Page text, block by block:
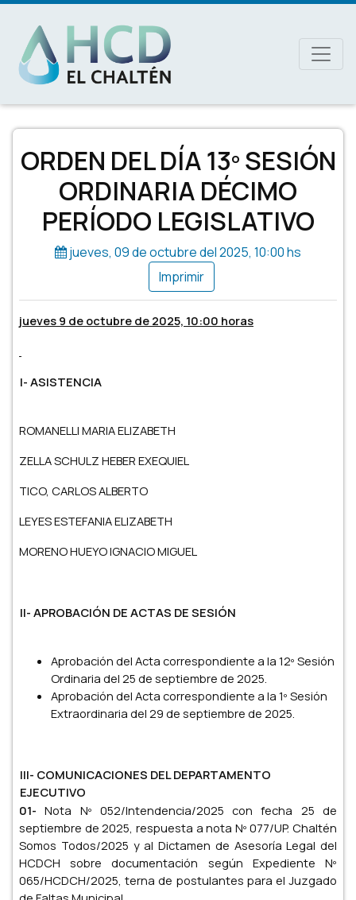
MAIN NAVIGATION
ORDEN DEL DÍA 13º SESIÓN
ORDINARIA DÉCIMO
PERÍODO LEGISLATIVO
jueves, 09 de octubre del 2025, 10:00 hs
jueves 9 de octubre de 2025, 10:00 horas
I- ASISTENCIA
ROMANELLI MARIA ELIZABETH
ZELLA SCHULZ HEBER EXEQUIEL
TICO, CARLOS ALBERTO
LEYES ESTEFANIA ELIZABETH
MORENO HUEYO IGNACIO MIGUEL
II- APROBACIÓN DE ACTAS DE SESIÓN
Aprobación del Acta correspondiente a la 12º Sesión
Ordinaria del 25 de septiembre de 2025.
Aprobación del Acta correspondiente a la 1º Sesión
Extraordinaria del 29 de septiembre de 2025.
III- COMUNICACIONES DEL DEPARTAMENTO
EJECUTIVO
01-Nota Nº 052/Intendencia/2025 con fecha 25 de
septiembre de 2025, respuesta a nota Nº 077/UP. Chaltén
Somos Todos/2025 y al Dictamen de Asesoría Legal del
HCDCH sobre documentación según Expediente Nº
065/HCDCH/2025, terna de postulantes para el Juzgado